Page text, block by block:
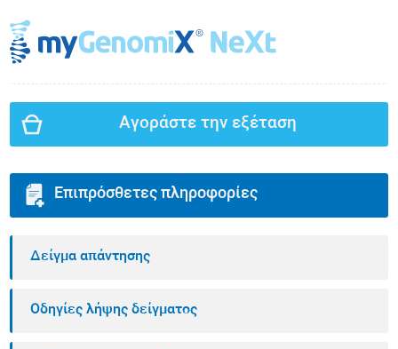
Αγοράστε την εξέταση
Επιπρόσθετες πληροφορίες
Δείγμα απάντησης
Οδηγίες λήψης δείγματος